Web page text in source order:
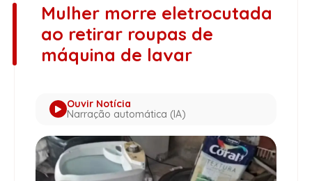
Mulher morre eletrocutada
ao retirar roupas de
máquina de lavar
Ouvir Notícia
Narração automática (IA)